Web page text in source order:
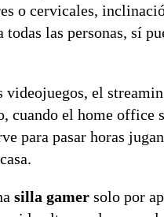
o cervicales,
todas las personas, sí
videojuegos, el
cuando el home
para pasar horas
silla gamer solo por